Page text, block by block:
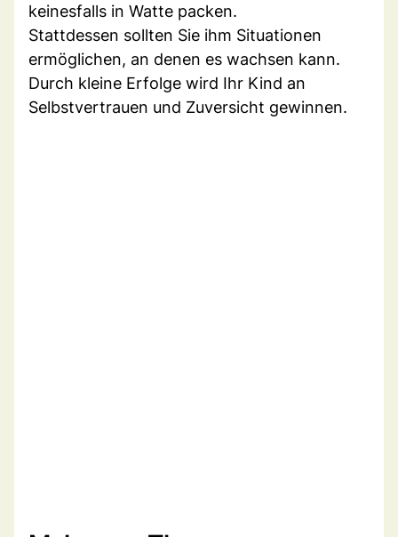
keinesfalls in Watte packen.
Stattdessen sollten Sie ihm Situationen
ermöglichen, an denen es wachsen kann.
Durch kleine Erfolge wird Ihr Kind an
Selbstvertrauen und Zuversicht gewinnen.